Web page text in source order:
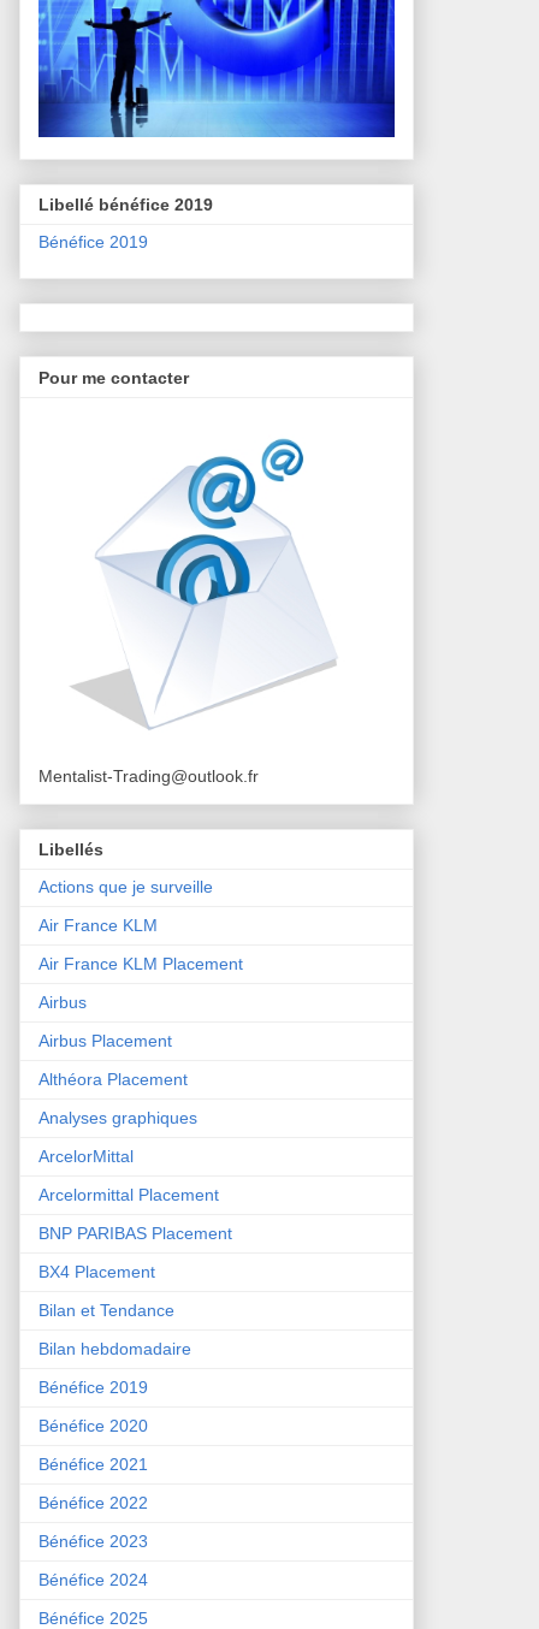
Libellé bénéfice 2019
Bénéfice 2019
Pour me contacter
Mentalist-Trading@outlook.fr
Libellés
Actions que je surveille
Air France KLM
Air France KLM Placement
Airbus
Airbus Placement
Althéora Placement
Analyses graphiques
ArcelorMittal
Arcelormittal Placement
BNP PARIBAS Placement
BX4 Placement
Bilan et Tendance
Bilan hebdomadaire
Bénéfice 2019
Bénéfice 2020
Bénéfice 2021
Bénéfice 2022
Bénéfice 2023
Bénéfice 2024
Bénéfice 2025